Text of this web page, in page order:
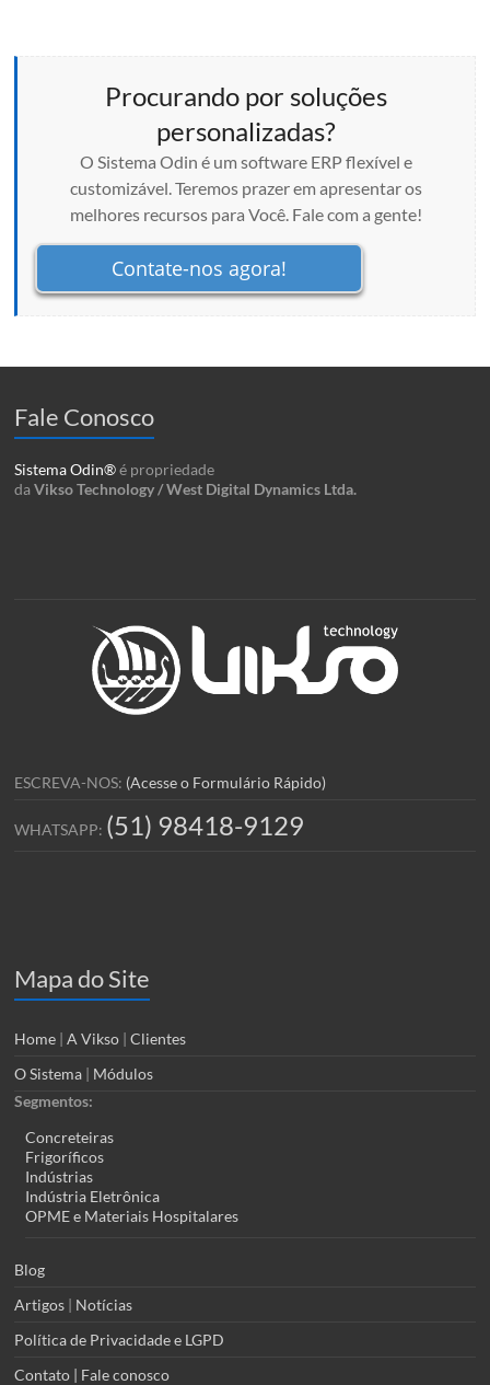
Procurando por soluções
personalizadas?
O Sistema Odin é um software ERP flexível e
customizável. Teremos prazer em apresentar os
melhores recursos para Você. Fale com a gente!
Contate-nos agora!
Fale Conosco
Sistema Odin®é propriedade
daVikso Technology / West Digital Dynamics Ltda.
ESCREVA-NOS: (Acesse o Formulário Rápido)
WHATSAPP: (51) 98418-9129
Mapa do Site
Home |A Vikso |Clientes
O Sistema | Módulos
Segmentos:
Concreteiras
Frigoríficos
Indústrias
Indústria Eletrônica
OPME e Materiais Hospitalares
Blog
Artigos | Notícias
Política de Privacidade e LGPD
Contato | Fale conosco